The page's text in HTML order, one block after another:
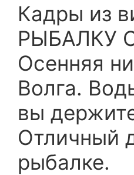
Кадры из
РЫБАЛКУ
Осенняя
Волга.
вы
Отличный
рыбалке.